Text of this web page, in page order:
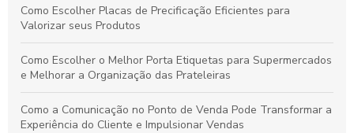
Como Escolher Placas de Precificação Eficientes para
Valorizar seus Produtos
Como Escolher o Melhor Porta Etiquetas para Supermercados
e Melhorar a Organização das Prateleiras
Como a Comunicação no Ponto de Venda Pode Transformar a
Experiência do Cliente e Impulsionar Vendas